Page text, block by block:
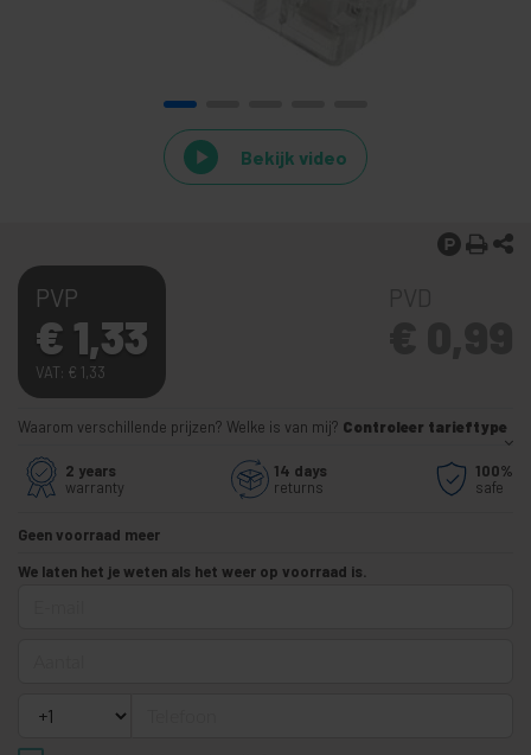
Bekijk video
PVP
€ 1,33
VAT: € 1,33
Waarom verschillende prijzen? Welke is van mij? Controleer tarieftype
2 years
warranty
14 days
returns
100%
safe
Geen voorraad meer
We laten het je weten als het weer op voorraad is.